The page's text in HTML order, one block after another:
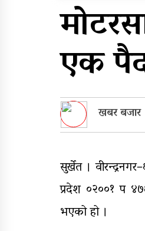
एक
खबर बजार
सुर्खेत ।
प्रदेश ०२००१ प
भएको हो ।